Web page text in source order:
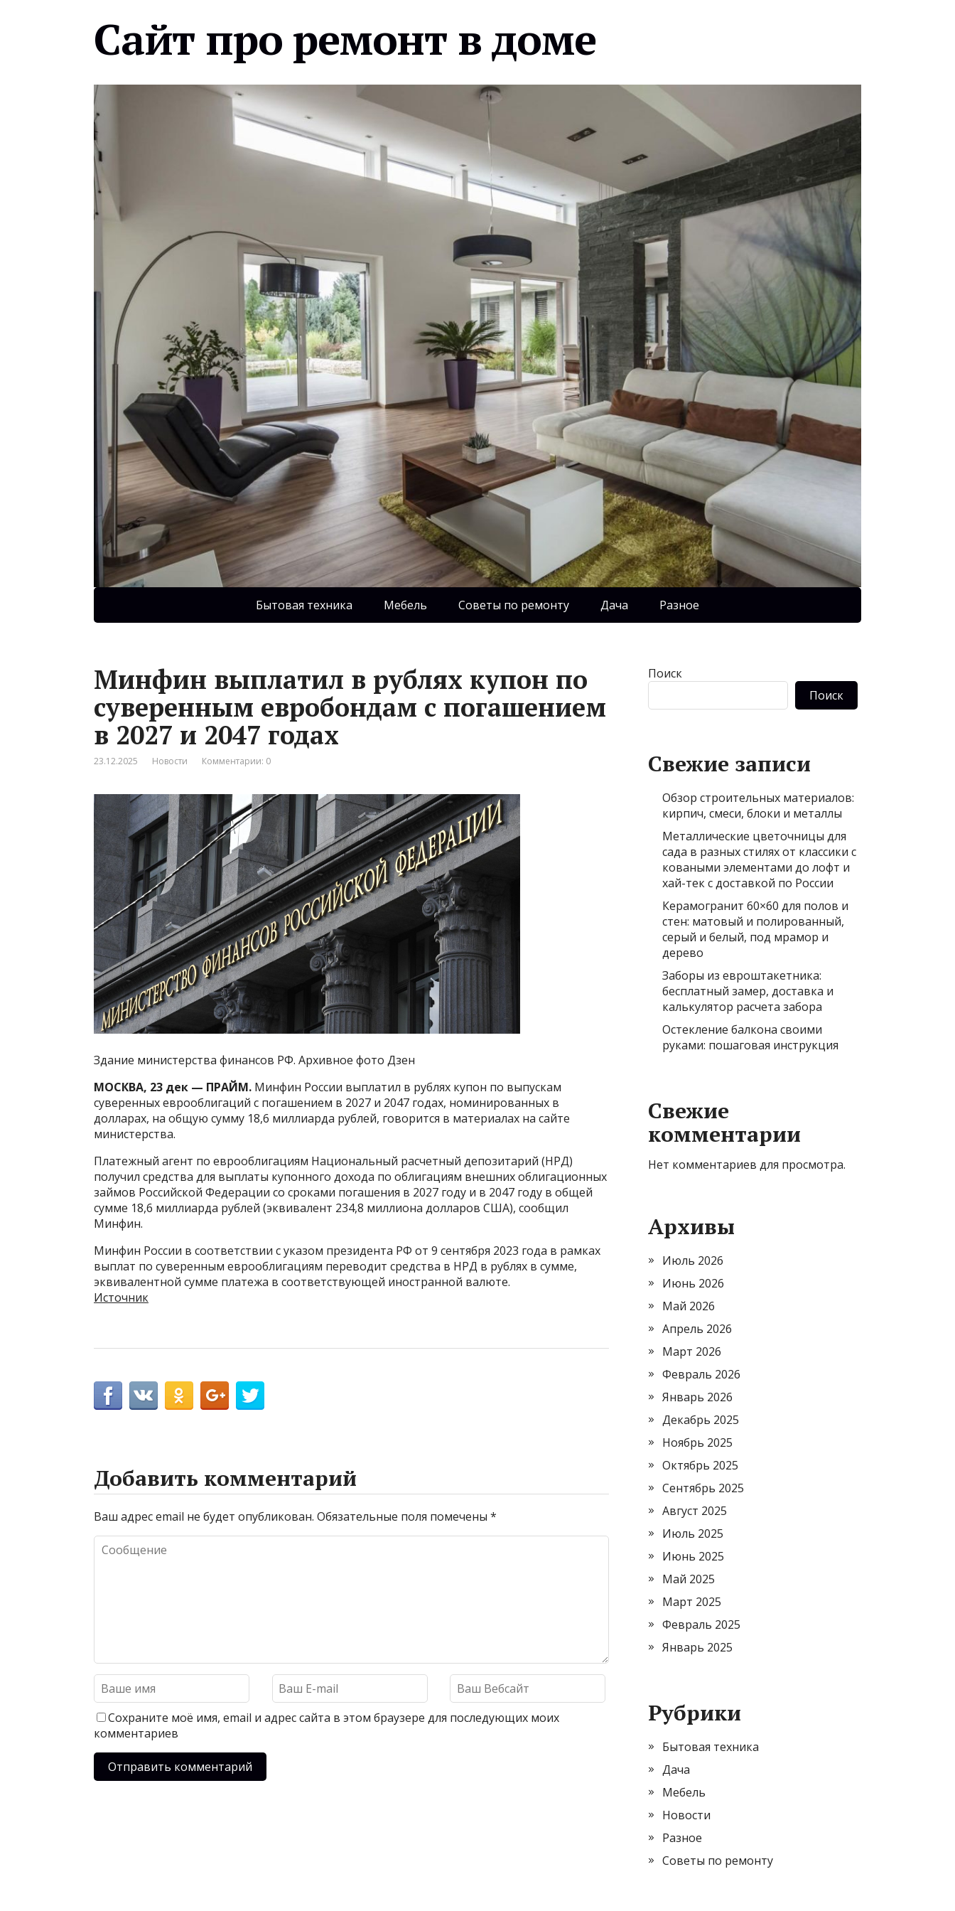
Сайт про ремонт в доме
Бытовая техника Мебель Советы по ремонту Дача Разное
Минфин выплатил в рублях купон по
суверенным евробондам с погашением
в 2027 и 2047 годах
23.12.2025 Новости Комментарии: 0
Здание министерства финансов РФ. Архивное фото Дзен
МОСКВА, 23 дек — ПРАЙМ. Минфин России выплатил в рублях купон по выпускам
суверенных еврооблигаций с погашением в 2027 и 2047 годах, номинированных в
долларах, на общую сумму 18,6 миллиарда рублей, говорится в материалах на сайте
министерства.
Платежный агент по еврооблигациям Национальный расчетный депозитарий (НРД)
получил средства для выплаты купонного дохода по облигациям внешних облигационных
займов Российской Федерации со сроками погашения в 2027 году и в 2047 году в общей
сумме 18,6 миллиарда рублей (эквивалент 234,8 миллиона долларов США), сообщил
Минфин.
Минфин России в соответствии с указом президента РФ от 9 сентября 2023 года в рамках
выплат по суверенным еврооблигациям переводит средства в НРД в рублях в сумме,
эквивалентной сумме платежа в соответствующей иностранной валюте.
Источник
Добавить комментарий
Ваш адрес email не будет опубликован. Обязательные поля помечены *
Сохраните моё имя, email и адрес сайта в этом браузере для последующих моих
комментариев
Поиск
Поиск
Свежие записи
Обзор строительных материалов:
кирпич, смеси, блоки и металлы
Металлические цветочницы для
сада в разных стилях от классики с
коваными элементами до лофт и
хай-тек с доставкой по России
Керамогранит 60×60 для полов и
стен: матовый и полированный,
серый и белый, под мрамор и
дерево
Заборы из евроштакетника:
бесплатный замер, доставка и
калькулятор расчета забора
Остекление балкона своими
руками: пошаговая инструкция
Свежие
комментарии
Нет комментариев для просмотра.
Архивы
Июль 2026
Июнь 2026
Май 2026
Апрель 2026
Март 2026
Февраль 2026
Январь 2026
Декабрь 2025
Ноябрь 2025
Октябрь 2025
Сентябрь 2025
Август 2025
Июль 2025
Июнь 2025
Май 2025
Март 2025
Февраль 2025
Январь 2025
Рубрики
Бытовая техника
Дача
Мебель
Новости
Разное
Советы по ремонту